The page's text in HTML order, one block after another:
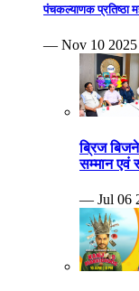
पंचकल्याणक प्रतिष्ठा
— Nov 10 2025
ब्रिज
सम्मान एवं
— Jul 06